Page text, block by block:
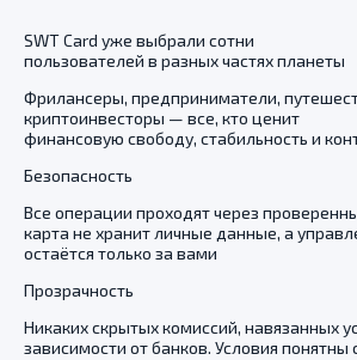
SWT Card уже выбрали сотни
пользователей в разных частях планеты
Фрилансеры, предприниматели,
криптоинвесторы — все, кто ценит
финансовую свободу, стабильность и
Безопасность
Все операции проходят через
карта не хранит личные данные, а
остаётся только за вами
Прозрачность
Никаких скрытых комиссий, навязанных
зависимости от банков. Условия понятны